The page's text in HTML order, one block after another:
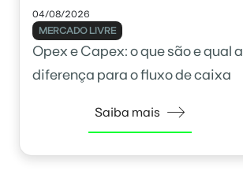
04/08/2026
MERCADO LIVRE
Opex e Capex: o que são e qual a
diferença para o fluxo de caixa
Saiba mais